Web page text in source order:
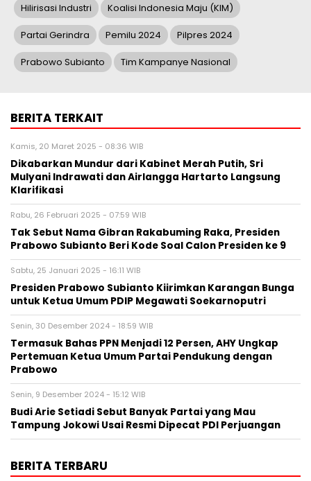
Hilirisasi Industri Koalisi Indonesia Maju (KIM)
Partai Gerindra Pemilu 2024 Pilpres 2024
Prabowo Subianto Tim Kampanye Nasional
BERITA TERKAIT
Kamis, 20 Maret 2025 - 08:36 WIB
Dikabarkan Mundur dari Kabinet Merah Putih, Sri
Mulyani Indrawati dan Airlangga Hartarto Langsung
Klarifikasi
Rabu, 26 Februari 2025 - 07:59 WIB
Tak Sebut Nama Gibran Rakabuming Raka, Presiden
Prabowo Subianto Beri Kode Soal Calon Presiden ke 9
Sabtu, 25 Januari 2025 - 16:11 WIB
Presiden Prabowo Subianto Kiirimkan Karangan Bunga
untuk Ketua Umum PDIP Megawati Soekarnoputri
Senin, 30 Desember 2024 - 18:59 WIB
Termasuk Bahas PPN Menjadi 12 Persen, AHY Ungkap
Pertemuan Ketua Umum Partai Pendukung dengan
Prabowo
Senin, 9 Desember 2024 - 15:12 WIB
Budi Arie Setiadi Sebut Banyak Partai yang Mau
Tampung Jokowi Usai Resmi Dipecat PDI Perjuangan
BERITA TERBARU